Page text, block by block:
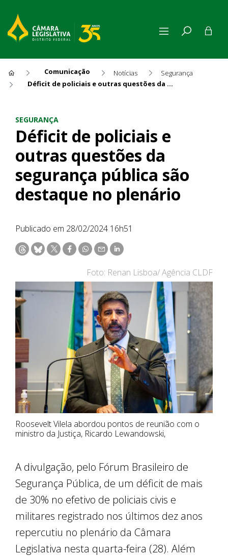
Comunicação Notícias
Segurança
Déficit de policiais e outras questões da segurança pública são destaque no plenário
SEGURANÇA
Déficit de policiais e
outras questões da
segurança pública são
destaque no plenário
Publicado em 28/02/2024 16h51
Foto: Renan Lisboa/ Agência CLDF
Roosevelt Vilela abordou pontos de reunião com o
ministro da Justiça, Ricardo Lewandowski,
A divulgação, pelo Fórum Brasileiro de
Segurança Pública, de um déficit de mais
de 30% no efetivo de policiais civis e
militares registrado nos últimos dez anos
repercutiu no plenário da Câmara
Legislativa nesta quarta-feira (28). Além